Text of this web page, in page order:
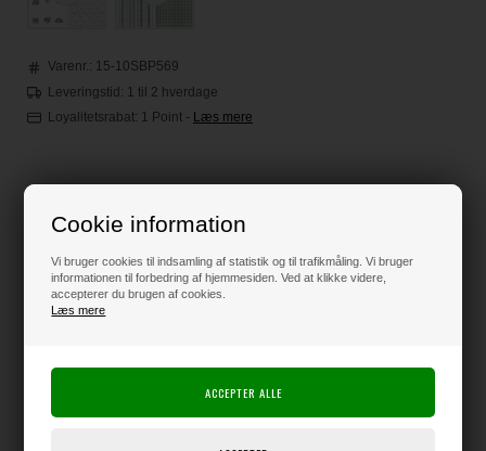
Cookie information
Vi bruger cookies til indsamling af statistik og til trafikmåling. Vi bruger
informationen til forbedring af hjemmesiden. Ved at klikke videre,
accepterer du brugen af cookies.
Læs mere
Varenr.: 15-10SBP569
Leveringstid: 1 til 2 hverdage
Loyalitetsrabat: 1 Point - Læs mere
42,00DKK
Klik her for pris inkl. fragt